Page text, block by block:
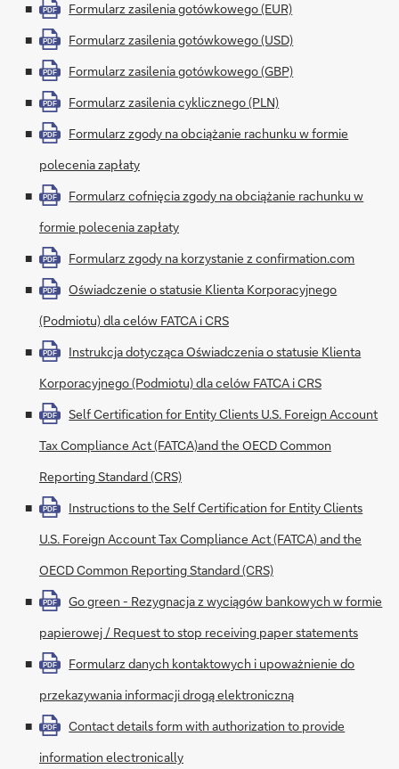
PDF Formularz zasilenia gotówkowego (EUR)
PDF Formularz zasilenia gotówkowego (USD)
PDF Formularz zasilenia gotówkowego (GBP)
PDF Formularz zasilenia cyklicznego (PLN)
PDF
Formularz zgody na obciążanie rachunku w formie
polecenia zapłaty
PDF
Formularz cofnięcia zgody na obciążanie rachunku w
formie polecenia zapłaty
PDF Formularz zgody na korzystanie z confirmation.com
PDF
Oświadczenie o statusie Klienta Korporacyjnego
(Podmiotu) dla celów FATCA i CRS
PDF
Instrukcja dotycząca Oświadczenia o statusie Klienta
Korporacyjnego (Podmiotu) dla celów FATCA i CRS
PDF
Self Certification for Entity Clients U.S. Foreign Account
Tax Compliance Act (FATCA)and the OECD Common
Reporting Standard (CRS)
PDF
Instructions to the Self Certification for Entity Clients
U.S. Foreign Account Tax Compliance Act (FATCA) and the
OECD Common Reporting Standard (CRS)
PDF
Go green - Rezygnacja z wyciągów bankowych w formie
papierowej / Request to stop receiving paper statements
PDF
Formularz danych kontaktowych i upoważnienie do
przekazywania informacji drogą elektroniczną
PDF
Contact details form with authorization to provide
information electronically